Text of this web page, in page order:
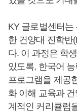
KY 글로벌센터는
한 건양대 진학반
다. 이 과정은 학
있도록, 한국어
프로그램을 제공
화 이해 교육과
계적인 커리큘럼